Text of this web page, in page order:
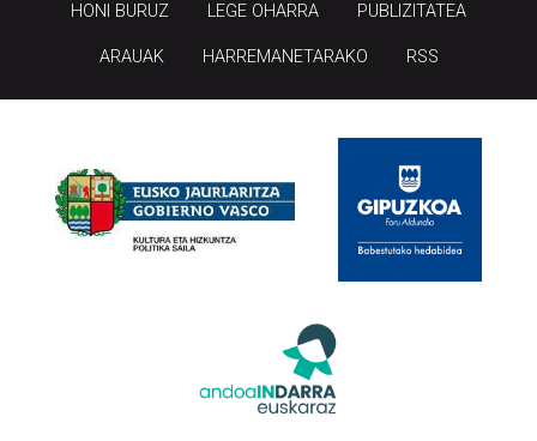
HONI BURUZ LEGE OHARRA PUBLIZITATEA
ARAUAK HARREMANETARAKO RSS